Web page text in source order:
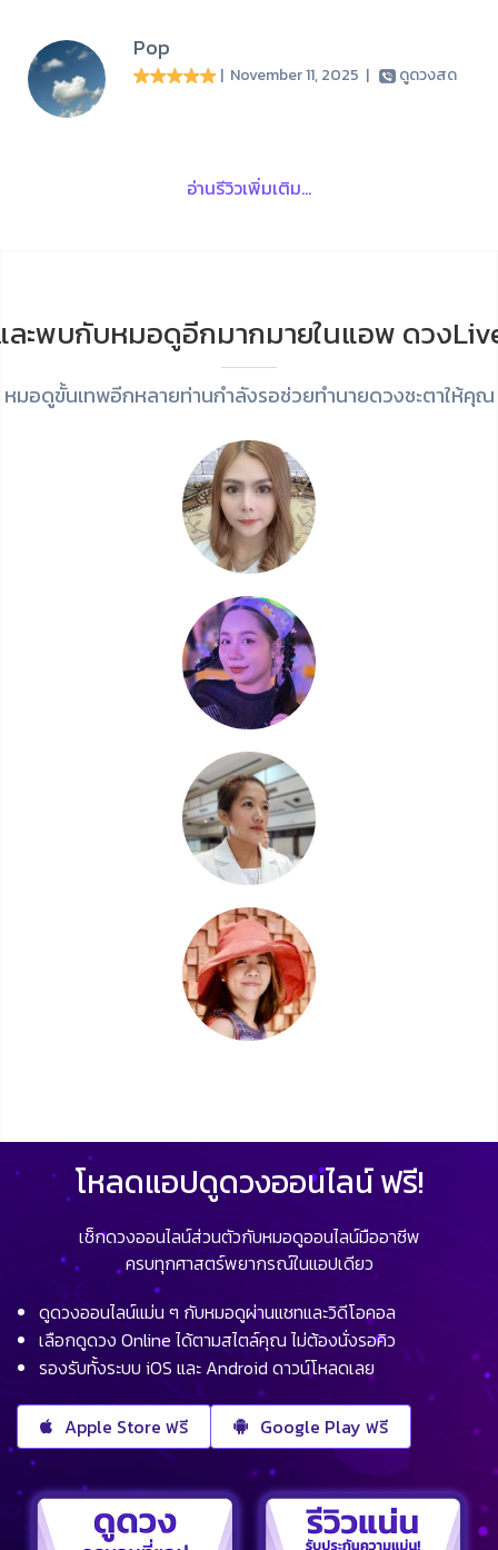
Pop
| November 11, 2025 | ดูดวงสด
อ่านรีวิวเพิ่มเติม...
ละพบกับหมอดูอีกมากมายในแอพ ดวง
หมอดูขั้นเทพอีกหลายท่านกำลังรอช่วยทำนายดวงชะตาให้คุณ
โหลดแอปดูดวงออนไลน์ ฟรี!
เช็กดวงออนไลน์ส่วนตัวกับหมอดูออนไลน์มืออาชีพ
ครบทุกศาสตร์พยากรณ์ในแอปเดียว
ดูดวงออนไลน์แม่น ๆ กับหมอดูผ่านแชทและวิดีโอคอล
เลือกดูดวง Online ได้ตามสไตล์คุณ ไม่ต้องนั่งรอคิว
รองรับทั้งระบบ iOS และ Android ดาวน์โหลดเลย
Apple Store ฟรี Google Play ฟรี